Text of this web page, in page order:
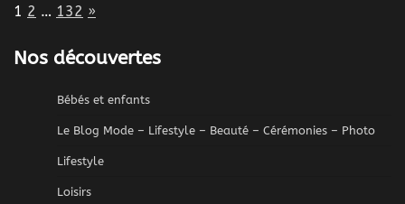
Page:
1 2 … 132 Next
»
Nos découvertes
Bébés et enfants
Le Blog Mode – Lifestyle – Beauté – Cérémonies – Photo
Lifestyle
Loisirs